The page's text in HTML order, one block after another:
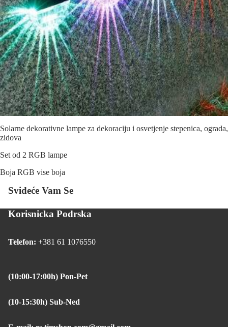
Solarne dekorativne lampe za dekoraciju i osvetjenje stepenica, ograda,
zidova
Set od 2 RGB lampe
Boja RGB vise boja
Svideće Vam Se
Korisnicka Podrska
Telefon: +381 61 1076550
(10:00-17:00h) Pon-Pet
(10-15:30h) Sub-Ned